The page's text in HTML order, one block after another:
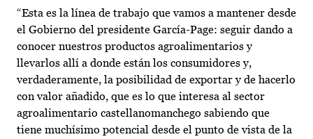
“Esta es la línea de trabajo que vamos a mantener desde
el Gobierno del presidente García-Page: seguir dando a
conocer nuestros productos agroalimentarios y
llevarlos allí a donde están los consumidores y,
verdaderamente, la posibilidad de exportar y de hacerlo
con valor añadido, que es lo que interesa al sector
agroalimentario castellanomanchego sabiendo que
tiene muchísimo potencial desde el punto de vista de la